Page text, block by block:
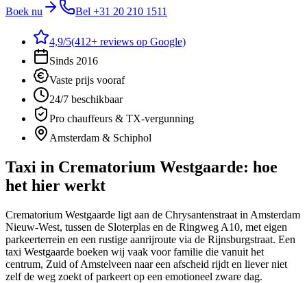
Boek nu Bel +31 20 210 1511
4,9/5(412+ reviews op Google)
Sinds 2016
Vaste prijs vooraf
24/7 beschikbaar
Pro chauffeurs & TX-vergunning
Amsterdam & Schiphol
Taxi in Crematorium Westgaarde: hoe
het hier werkt
Crematorium Westgaarde ligt aan de Chrysantenstraat in Amsterdam
Nieuw-West, tussen de Sloterplas en de Ringweg A10, met eigen
parkeerterrein en een rustige aanrijroute via de Rijnsburgstraat. Een
taxi Westgaarde boeken wij vaak voor familie die vanuit het
centrum, Zuid of Amstelveen naar een afscheid rijdt en liever niet
zelf de weg zoekt of parkeert op een emotioneel zware dag.